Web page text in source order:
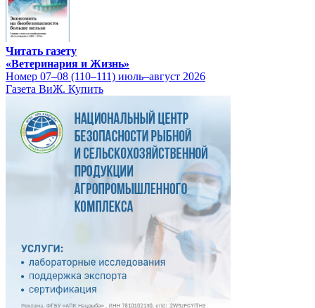
Читать газету
«Ветеринария и Жизнь»
Номер 07–08 (110–111) июль–август 2026
Газета ВиЖ. Купить